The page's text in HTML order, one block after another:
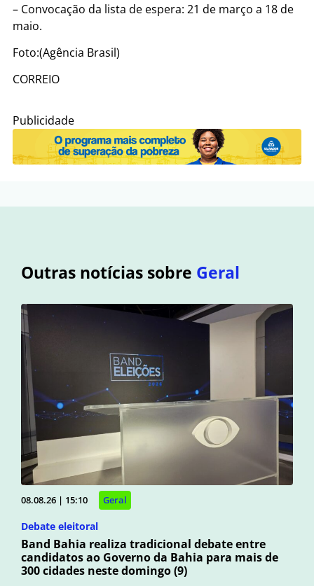
– Convocação da lista de espera: 21 de março a 18 de
maio.
Foto:(Agência Brasil)
CORREIO
Publicidade
Outras notícias sobre Geral
08.08.26 | 15:10 Geral
Debate eleitoral
Band Bahia realiza tradicional debate entre
candidatos ao Governo da Bahia para mais de
300 cidades neste domingo (9)